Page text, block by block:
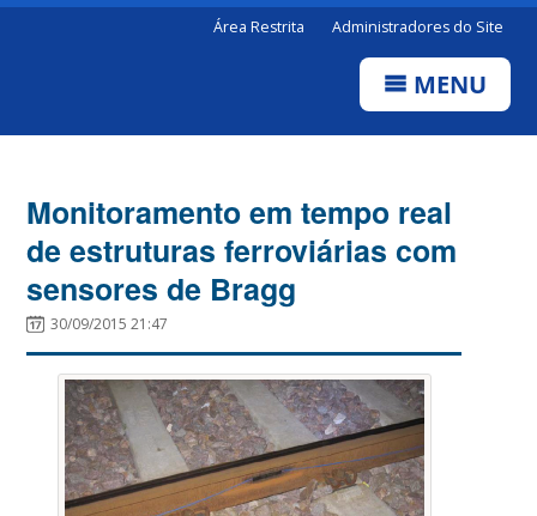
Área Restrita Administradores do Site
MENU
Monitoramento em tempo real
de estruturas ferroviárias com
sensores de Bragg
30/09/2015 21:47